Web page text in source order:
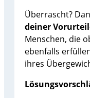
Überrascht?
deiner
Menschen, die
ebenfalls
ihres